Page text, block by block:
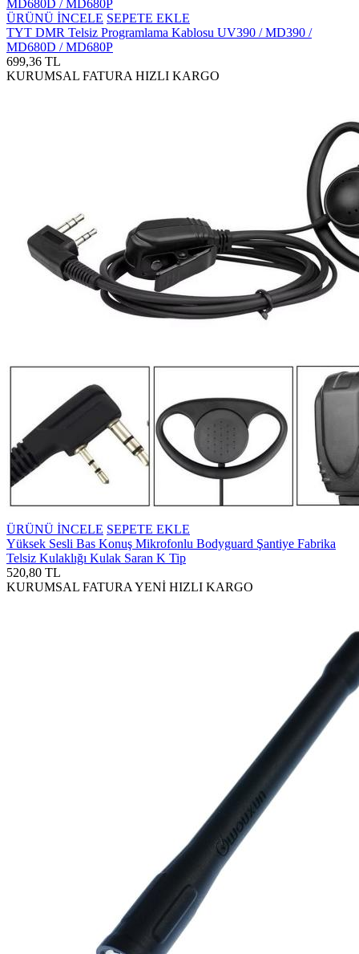
ÜRÜNÜ İNCELE SEPETE EKLE
TYT DMR Telsiz Programlama Kablosu UV390 / MD390 /
MD680D / MD680P
699,36 TL
KURUMSAL FATURA HIZLI KARGO
ÜRÜNÜ İNCELE SEPETE EKLE
Yüksek Sesli Bas Konuş Mikrofonlu Bodyguard Şantiye Fabrika
Telsiz Kulaklığı Kulak Saran K Tip
520,80 TL
KURUMSAL FATURAYENİ HIZLI KARGO